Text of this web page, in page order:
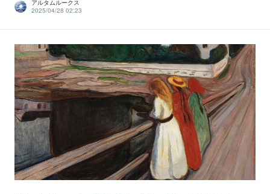
アルタムルークス
2025/04/28 02:23